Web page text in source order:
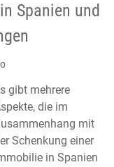
Spanien und
gibt mehrere
die im
mit
Schenkung einer
in Spanien